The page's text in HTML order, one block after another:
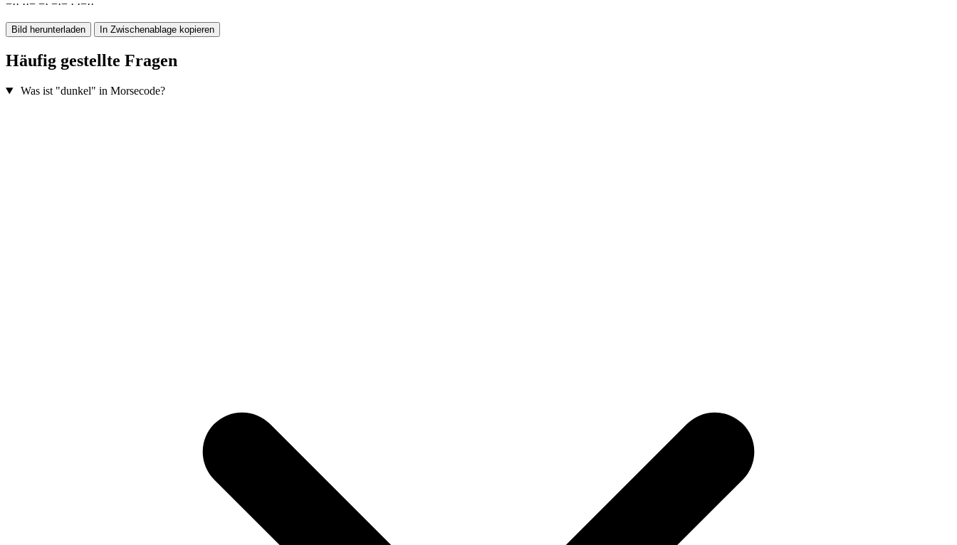
−·· ··− −· −·− · ·−··
Bild herunterladen In Zwischenablage kopieren
Häufig gestellte Fragen
Was ist "dunkel" in Morsecode?